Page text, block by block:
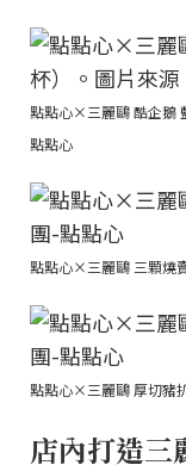
點點心×三麗鷗 酷企鵝
點點心
點點心×三麗鷗 三顆燒
點點心×三麗鷗 厚切豬
店內打造